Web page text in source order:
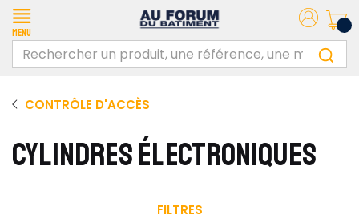
Menu
CONTRÔLE D'ACCÈS
CYLINDRES ÉLECTRONIQUES
FILTRES